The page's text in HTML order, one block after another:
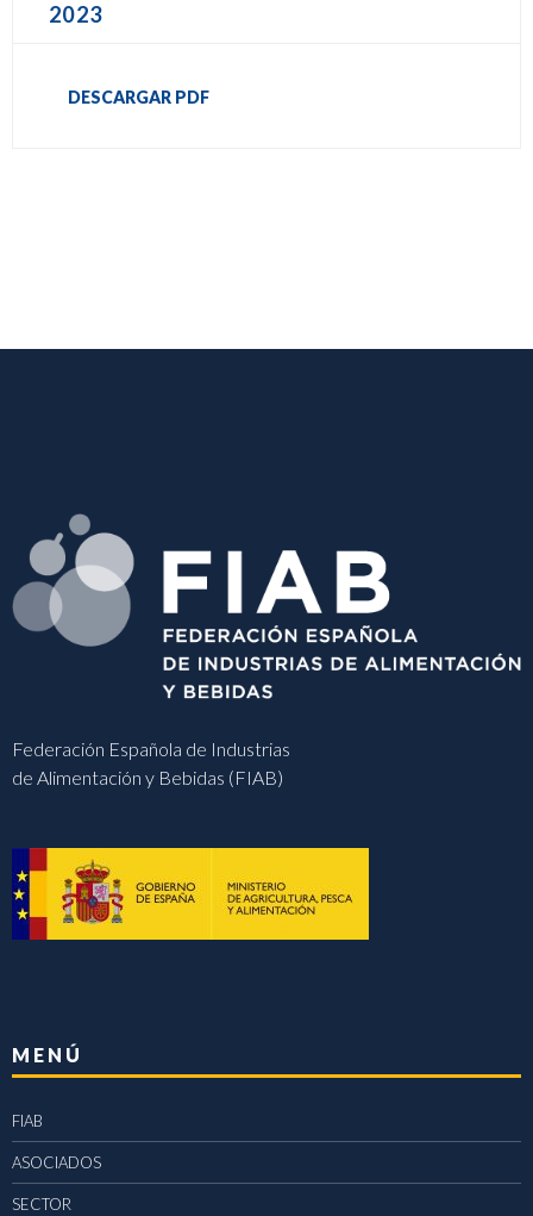
2023
DESCARGAR PDF
Federación Española de Industrias
de Alimentación y Bebidas (FIAB)
MENÚ
FIAB
ASOCIADOS
SECTOR